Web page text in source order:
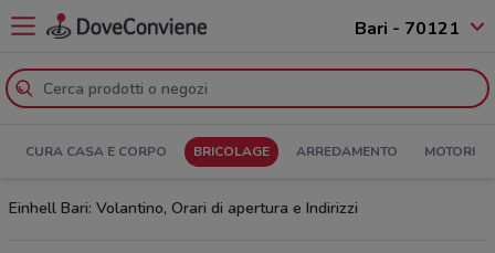
Bari - 70121
CURA CASA E CORPO BRICOLAGE ARREDAMENTO MOTORI
Einhell Bari: Volantino, Orari di apertura e Indirizzi